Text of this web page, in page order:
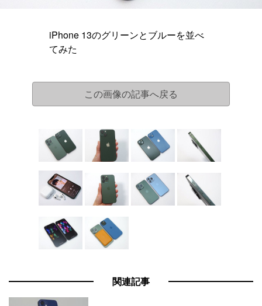
iPhone 13のグリーンとブルーを並べ
てみた
この画像の記事へ戻る
関連記事